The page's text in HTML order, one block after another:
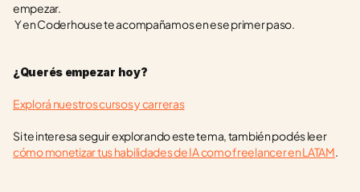
empezar.
Y en Coderhouse te acompañamos en ese primer paso.
¿Querés empezar hoy?
Explorá nuestros cursos y carreras
Si te interesa seguir explorando este tema, también podés leer
cómo monetizar tus habilidades de IA como freelancer en LATAM.